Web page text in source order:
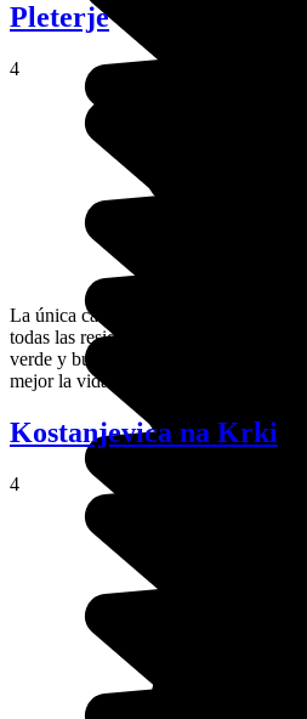
Pleterje
4
La única cartuja de Eslovenia, un
todas las residencias de esta orden
verde y bucólico, muy rural, se puede
mejor la vida y la historia de los
Kostanjevica na Krki
4